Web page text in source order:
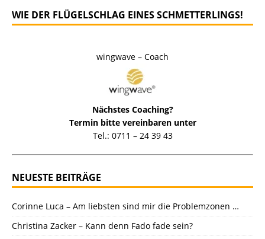
WIE DER FLÜGELSCHLAG EINES SCHMETTERLINGS!
wingwave – Coach
Nächstes Coaching?
Termin bitte vereinbaren unter
Tel.: 0711 – 24 39 43
NEUESTE BEITRÄGE
Corinne Luca – Am liebsten sind mir die Problemzonen …
Christina Zacker – Kann denn Fado fade sein?